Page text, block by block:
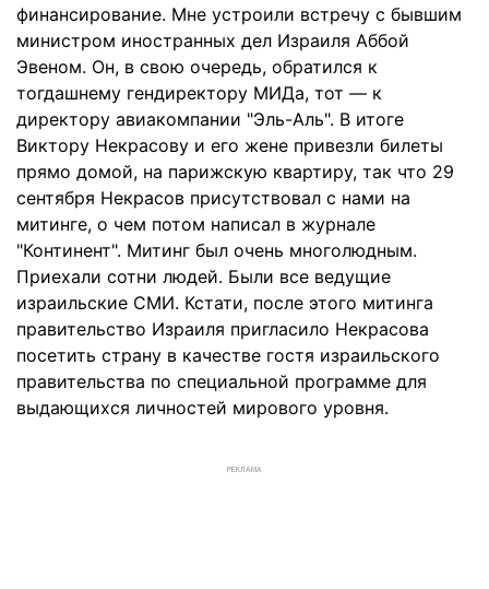
финансирование. Мне устроили встречу с бывшим
министром иностранных дел Израиля Аббой
Эвеном. Он, в свою очередь, обратился к
тогдашнему гендиректору МИДа, тот — к
директору авиакомпании "Эль-Аль". В итоге
Виктору Некрасову и его жене привезли билеты
прямо домой, на парижскую квартиру, так что 29
сентября Некрасов присутствовал с нами на
митинге, о чем потом написал в журнале
"Континент". Митинг был очень многолюдным.
Приехали сотни людей. Были все ведущие
израильские СМИ. Кстати, после этого митинга
правительство Израиля пригласило Некрасова
посетить страну в качестве гостя израильского
правительства по специальной программе для
выдающихся личностей мирового уровня.
РЕКЛАМА